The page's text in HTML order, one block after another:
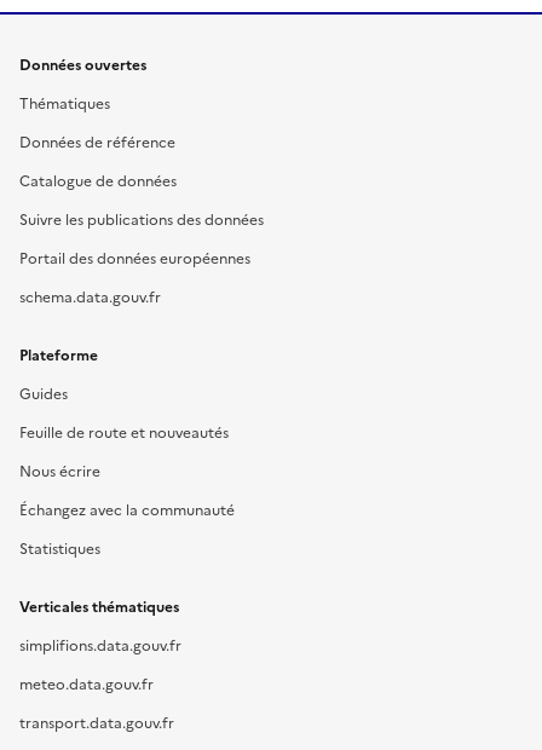
Données ouvertes
Thématiques
Données de référence
Catalogue de données
Suivre les publications des données
Portail des données européennes
schema.data.gouv.fr
Plateforme
Guides
Feuille de route et nouveautés
Nous écrire
Échangez avec la communauté
Statistiques
Verticales thématiques
simplifions.data.gouv.fr
meteo.data.gouv.fr
transport.data.gouv.fr